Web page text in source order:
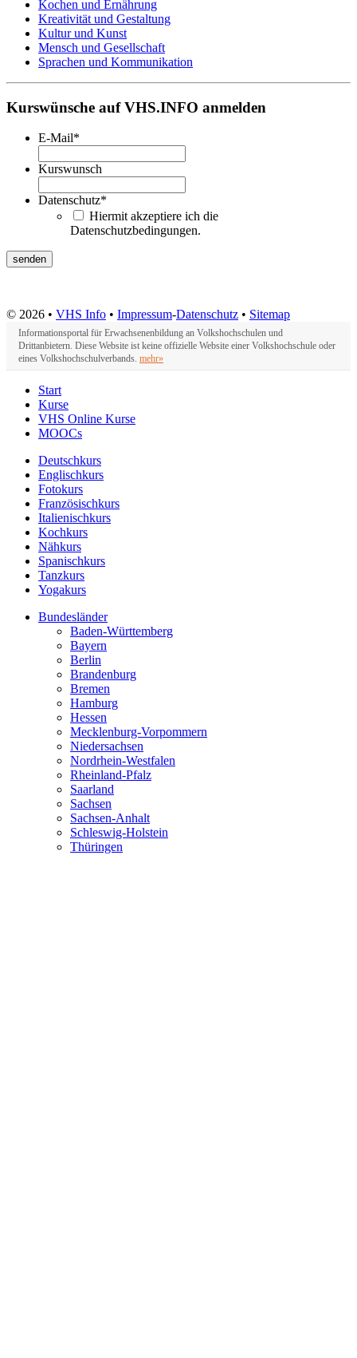
Kochen und Ernährung
Kreativität und Gestaltung
Kultur und Kunst
Mensch und Gesellschaft
Sprachen und Kommunikation
Kurswünsche auf VHS.INFO anmelden
E-Mail*
Kurswunsch
Datenschutz*
Hiermit akzeptiere ich die
Datenschutzbedingungen.
© 2026 • VHS Info • Impressum-Datenschutz • Sitemap
Informationsportal für Erwachsenenbildung an Volkshochschulen und
Drittanbietern. Diese Website ist keine offizielle Website einer Volkshochschule oder
eines Volkshochschulverbands. mehr»
Start
Kurse
VHS Online Kurse
MOOCs
Deutschkurs
Englischkurs
Fotokurs
Französischkurs
Italienischkurs
Kochkurs
Nähkurs
Spanischkurs
Tanzkurs
Yogakurs
Bundesländer
Baden-Württemberg
Bayern
Berlin
Brandenburg
Bremen
Hamburg
Hessen
Mecklenburg-Vorpommern
Niedersachsen
Nordrhein-Westfalen
Rheinland-Pfalz
Saarland
Sachsen
Sachsen-Anhalt
Schleswig-Holstein
Thüringen